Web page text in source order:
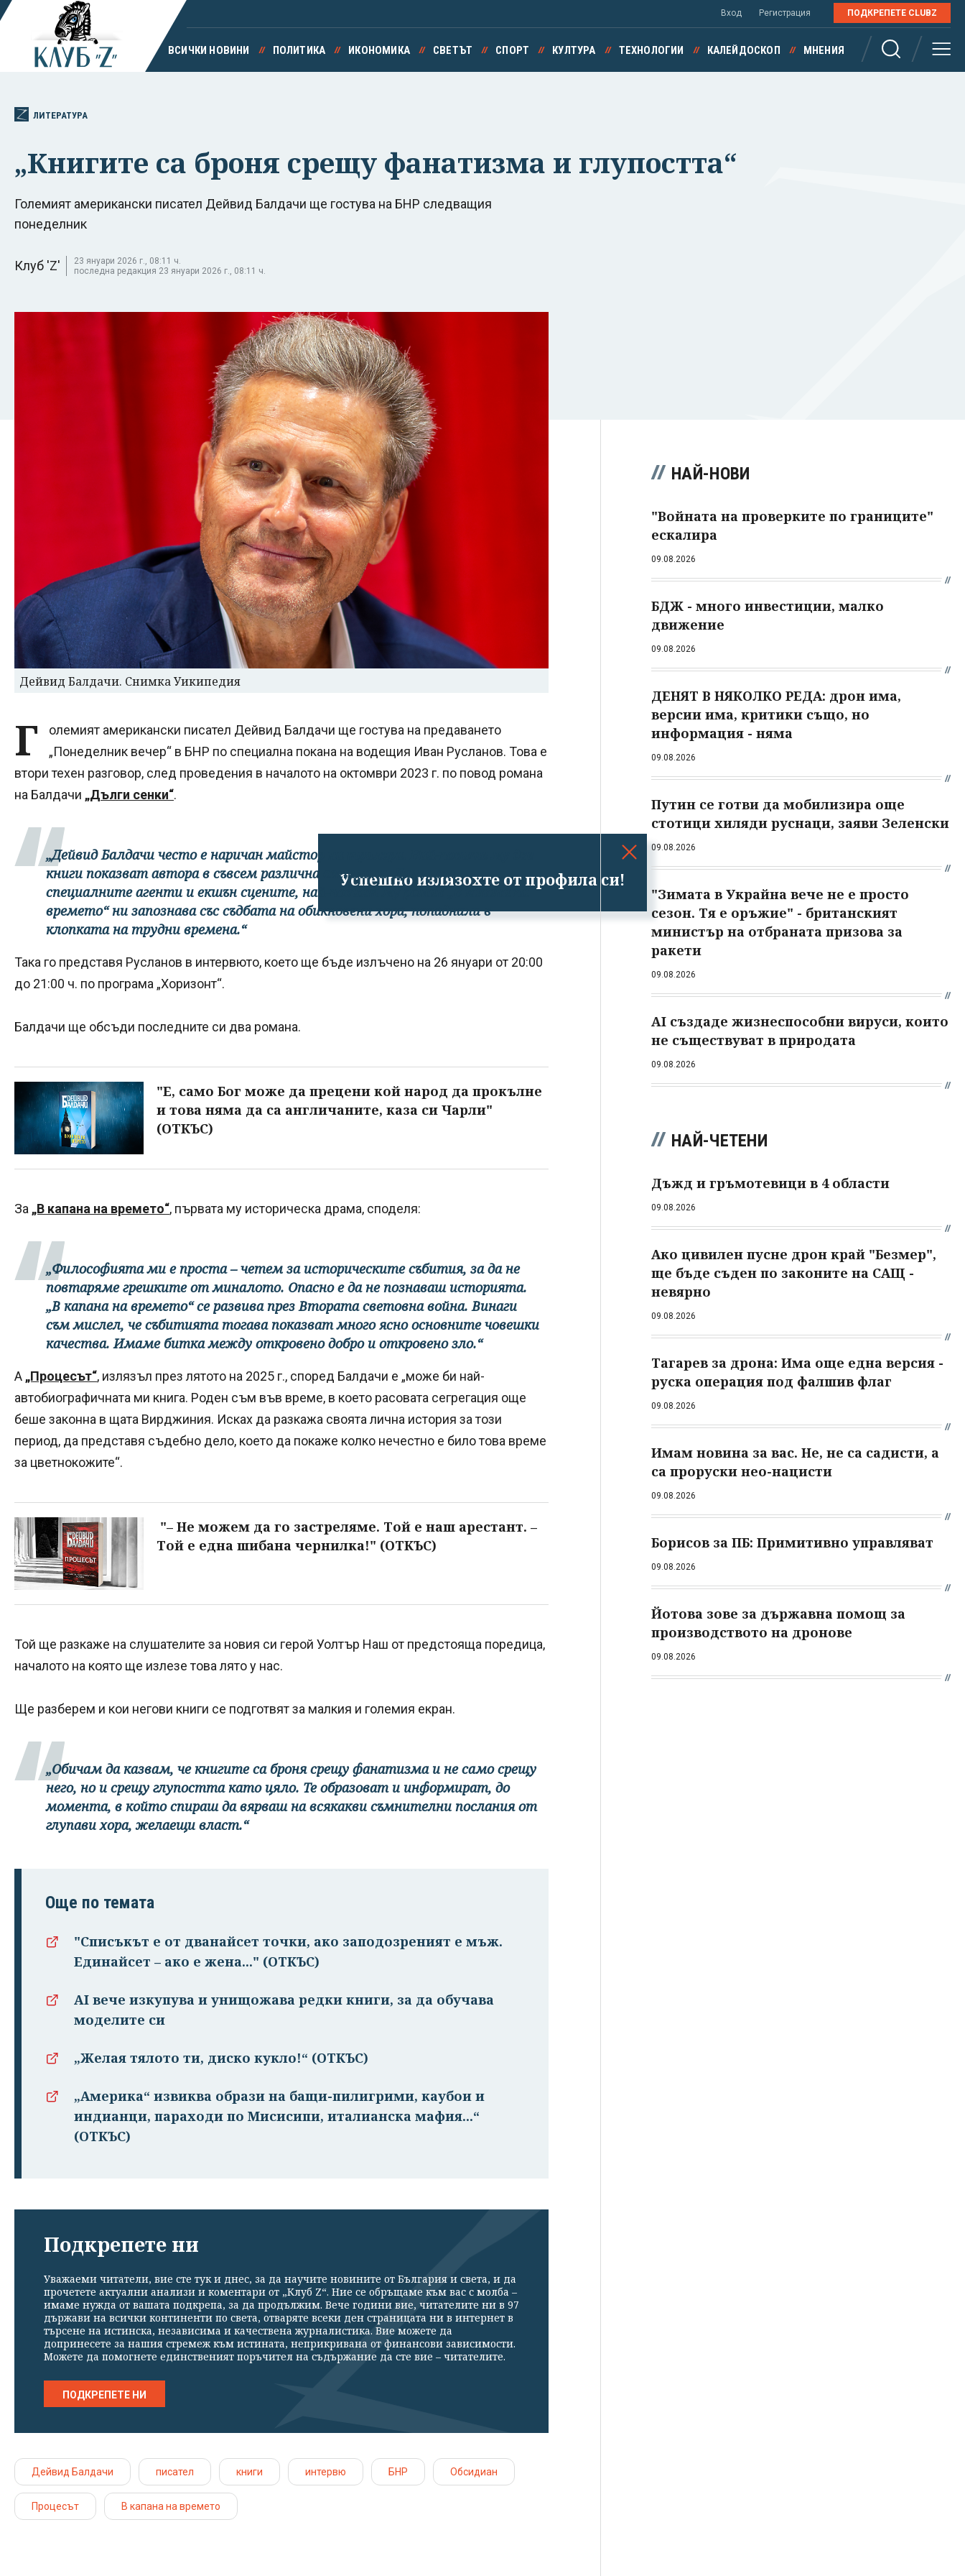
Успешно излязохте от профила си!
Вход Регистрация ПОДКРЕПЕТЕ CLUBZ
ВСИЧКИ НОВИНИ ПОЛИТИКА ИКОНОМИКА СВЕТЪТ СПОРТ КУЛТУРА ТЕХНОЛОГИИ КАЛЕЙДОСКОП МНЕНИЯ
ЛИТЕРАТУРА
„Книгите са броня срещу фанатизма и глупостта“
Големият американски писател Дейвид Балдачи ще гостува на БНР следващия
понеделник
Клуб 'Z'
23 януари 2026 г., 08:11 ч.
последна редакция 23 януари 2026 г., 08:11 ч.
Дейвид Балдачи. Снимка Уикипедия
Г
олемият американски писател Дейвид Балдачи ще гостува на предаването
„Понеделник вечер“ в БНР по специална покана на водещия Иван Русланов. Това е
втори техен разговор, след проведения в началото на октомври 2023 г. по повод романа
на Балдачи „Дълги сенки“.
„Дейвид Балдачи често е наричан майстор на трилъра. Най-новите му две
книги показват автора в съвсем различна светлина. Далеч от
специалните агенти и екшън сцените, най-новият му роман „В капана на
времето“ ни запознава със съдбата на обикновени хора, попаднали в
клопката на трудни времена.“
Така го представя Русланов в интервюто, което ще бъде излъчено на 26 януари от 20:00
до 21:00 ч. по програма „Хоризонт“.
Балдачи ще обсъди последните си два романа.
"Е, само Бог може да прецени кой народ да прокълне
и това няма да са англичаните, каза си Чарли"
(ОТКЪС)
За „В капана на времето“, първата му историческа драма, споделя:
„Философията ми е проста – четем за историческите събития, за да не
повтаряме грешките от миналото. Опасно е да не познаваш историята.
„В капана на времето“ се развива през Втората световна война. Винаги
съм мислел, че събитията тогава показват много ясно основните човешки
качества. Имаме битка между откровено добро и откровено зло.“
А „Процесът“, излязъл през лятото на 2025 г., според Балдачи е „може би най-
автобиографичната ми книга. Роден съм във време, в което расовата сегрегация още
беше законна в щата Вирджиния. Исках да разкажа своята лична история за този
период, да представя съдебно дело, което да покаже колко нечестно е било това време
за цветнокожите“.
"– Не можем да го застреляме. Той е наш арестант. –
Той е една шибана чернилка!" (ОТКЪС)
Той ще разкаже на слушателите за новия си герой Уолтър Наш от предстояща поредица,
началото на която ще излезе това лято у нас.
Ще разберем и кои негови книги се подготвят за малкия и големия екран.
„Обичам да казвам, че книгите са броня срещу фанатизма и не само срещу
него, но и срещу глупостта като цяло. Те образоват и информират, до
момента, в който спираш да вярваш на всякакви съмнителни послания от
глупави хора, желаещи власт.“
Още по темата
"Списъкът е от дванайсет точки, ако заподозреният е мъж.
Единайсет – ако е жена..." (ОТКЪС)
AI вече изкупува и унищожава редки книги, за да обучава
моделите си
„Желая тялото ти, диско кукло!“ (ОТКЪС)
„Америка“ извиква образи на бащи-пилигрими, каубои и
индианци, параходи по Мисисипи, италианска мафия...“
(ОТКЪС)
Подкрепете ни
Уважаеми читатели, вие сте тук и днес, за да научите новините от България и света, и да
прочетете актуални анализи и коментари от „Клуб Z“. Ние се обръщаме към вас с молба –
имаме нужда от вашата подкрепа, за да продължим. Вече години вие, читателите ни в 97
държави на всички континенти по света, отваряте всеки ден страницата ни в интернет в
търсене на истинска, независима и качествена журналистика. Вие можете да
допринесете за нашия стремеж към истината, неприкривана от финансови зависимости.
Можете да помогнете единственият поръчител на съдържание да сте вие – читателите.
ПОДКРЕПЕТЕ НИ
Дейвид Балдачи писател книги интервю БНР Обсидиан
Процесът В капана на времето
НАЙ-НОВИ
"Войната на проверките по границите"
ескалира
09.08.2026
БДЖ - много инвестиции, малко
движение
09.08.2026
ДЕНЯТ В НЯКОЛКО РЕДА: дрон има,
версии има, критики също, но
информация - няма
09.08.2026
Путин се готви да мобилизира още
стотици хиляди руснаци, заяви Зеленски
09.08.2026
"Зимата в Украйна вече не е просто
сезон. Тя е оръжие" - британският
министър на отбраната призова за
ракети
09.08.2026
AI създаде жизнеспособни вируси, които
не съществуват в природата
09.08.2026
НАЙ-ЧЕТЕНИ
Дъжд и гръмотевици в 4 области
09.08.2026
Ако цивилен пусне дрон край "Безмер",
ще бъде съден по законите на САЩ -
невярно
09.08.2026
Тагарев за дрона: Има още една версия -
руска операция под фалшив флаг
09.08.2026
Имам новина за вас. Не, не са садисти, а
са проруски нео-нацисти
09.08.2026
Борисов за ПБ: Примитивно управляват
09.08.2026
Йотова зове за държавна помощ за
производството на дронове
09.08.2026